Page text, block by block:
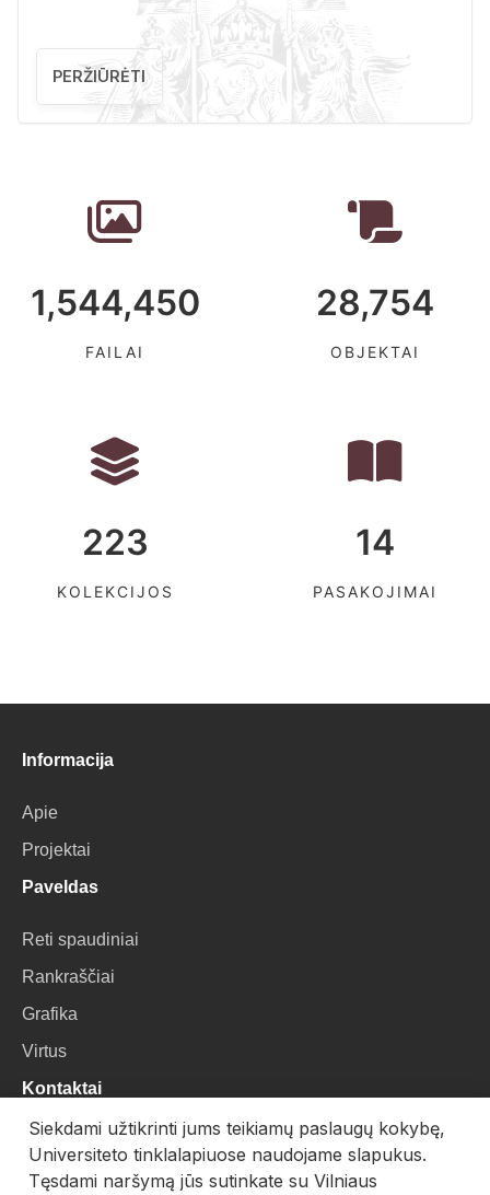
PERŽIŪRĖTI
1,544,450
FAILAI
28,754
OBJEKTAI
223
KOLEKCIJOS
14
PASAKOJIMAI
Informacija
Apie
Projektai
Paveldas
Reti spaudiniai
Rankraščiai
Grafika
Virtus
Kontaktai
VU Biblioteka
Universiteto g. 3, LT-01122, Vilnius
Siekdami užtikrinti jums teikiamų paslaugų kokybę,
Universiteto tinklalapiuose naudojame slapukus.
Tęsdami naršymą jūs sutinkate su Vilniaus